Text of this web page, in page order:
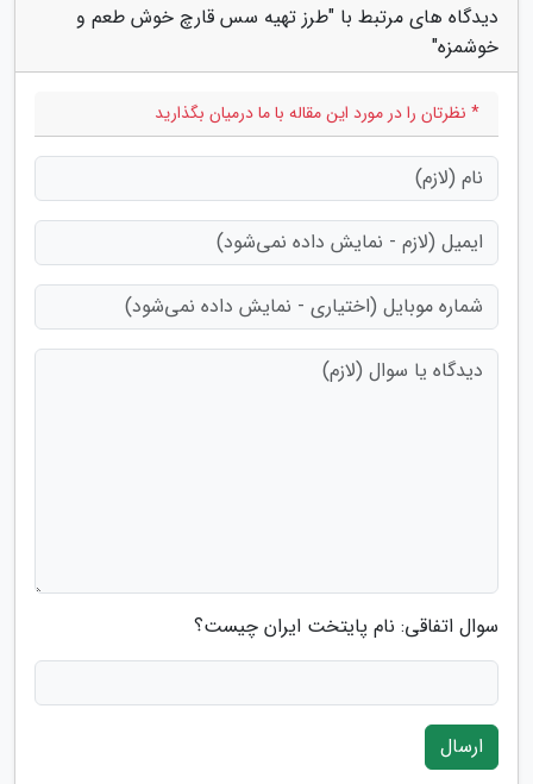
دیدگاه های مرتبط با "طرز تهیه سس قارچ خوش طعم و
خوشمزه"
* نظرتان را در مورد این مقاله با ما درمیان بگذارید
سوال اتفاقی: نام پایتخت ایران چیست؟
ارسال